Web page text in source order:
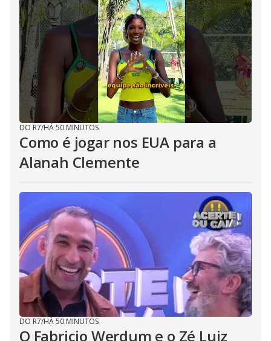
DO R7/HÁ 50 MINUTOS
Como é jogar nos EUA para a
Alanah Clemente
DO R7/HÁ 50 MINUTOS
O Fabricio Werdum e o Zé Luiz